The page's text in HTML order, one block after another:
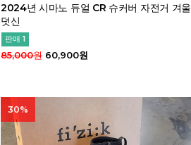
2024년 시마노 듀얼 CR 슈커버 자전거 겨울
덧신
판매 1
85,000원60,900원
30%